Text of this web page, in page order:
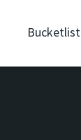
Bucketlist